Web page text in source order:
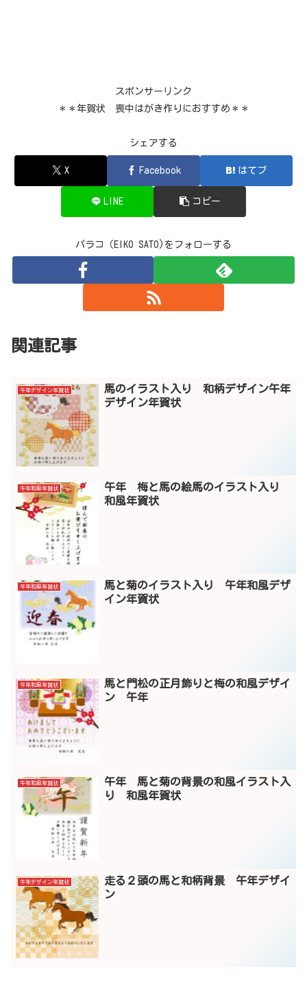
スポンサーリンク
＊＊年賀状 喪中はがき作りにおすすめ＊＊
シェアする
X Facebook はてブ
LINE コピー
パラコ（EIKO SATO)をフォローする
関連記事
午年デザイン年賀状
馬のイラスト入り 和柄デザイン午年
デザイン年賀状
午年和風年賀状
午年 梅と馬の絵馬のイラスト入り
和風年賀状
午年和風年賀状
馬と菊のイラスト入り 午年和風デザ
イン年賀状
午年和風年賀状
馬と門松の正月飾りと梅の和風デザイ
ン 午年
午年和風年賀状
午年 馬と菊の背景の和風イラスト入
り 和風年賀状
午年デザイン年賀状
走る２頭の馬と和柄背景 午年デザイ
ン